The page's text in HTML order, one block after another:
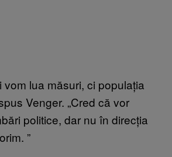
vom lua măsuri, ci populația
Venger. „Cred că vor
politice, dar nu în direcția
”